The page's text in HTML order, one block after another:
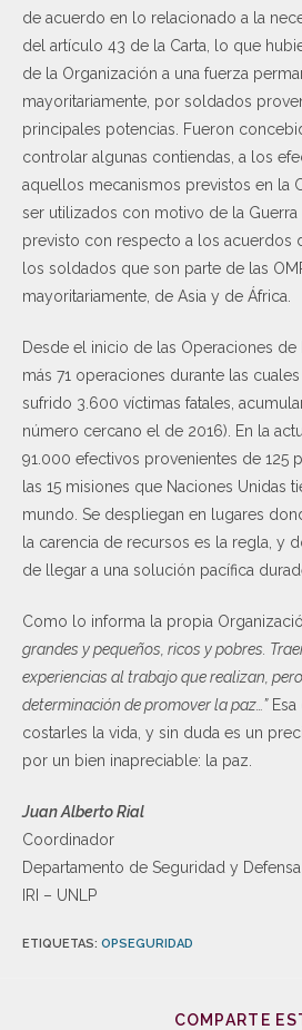
de acuerdo en lo relacionado a la
del artículo 43 de la Carta, lo que
de la Organización a una fuerza
mayoritariamente, por soldados
principales potencias. Fueron
controlar algunas contiendas, a los
aquellos mecanismos previstos en la
ser utilizados con motivo de la Guerra
previsto con respecto a los acuerdos
los soldados que son parte de las
mayoritariamente, de Asia y de África.
Desde el inicio de las Operaciones de
más 71 operaciones durante las
sufrido 3.600 víctimas fatales,
número cercano el de 2016). En la
91.000 efectivos provenientes de 125
las 15 misiones que Naciones Unidas
mundo. Se despliegan en lugares
la carencia de recursos es la regla, y
de llegar a una solución pacífica
Como lo informa la propia
grandes y pequeños, ricos y pobres.
experiencias al trabajo que realizan,
determinación de promover la paz…”Esa
costarles la vida, y sin duda es un
por un bien inapreciable: la paz.
Juan Alberto Rial
Coordinador
Departamento de Seguridad y Defensa
IRI – UNLP
ETIQUETAS: OPSEGURIDAD
COMPARTE